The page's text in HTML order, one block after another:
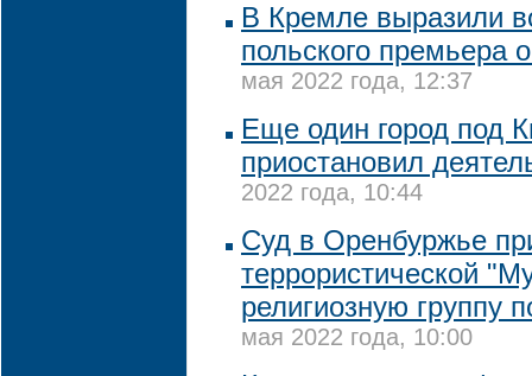
В Кремле выразили
польского премьера
мая 2022 года, 12:37
Еще один город под
приостановил
2022 года, 10:44
Суд в Оренбуржье
террористической
религиозную группу
мая 2022 года, 10:00